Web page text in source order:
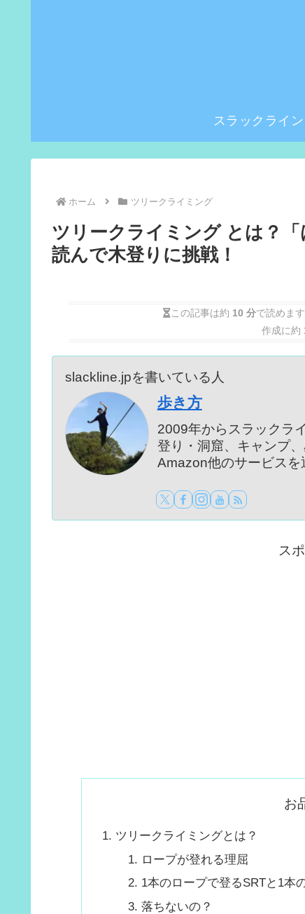
スラックライン
ホーム ツリークライミング
ツリークライミング とは？
読んで木登りに挑戦！
この記事は約 10 分で読めま
作成に約
slackline.jpを書いている人
歩き方
2009年からスラックラ
登り・洞窟、キャンプ
Amazon他のサービスを
ス
お
ツリークライミングとは？
ロープが登れる理屈
1本のロープで登るSRTと1本
落ちないの？